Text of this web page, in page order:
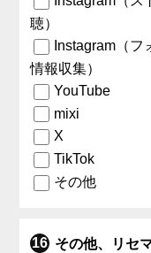
聴）
Instagram（
情報収集）
YouTube
mixi
X
TikTok
その他
その他、リセ